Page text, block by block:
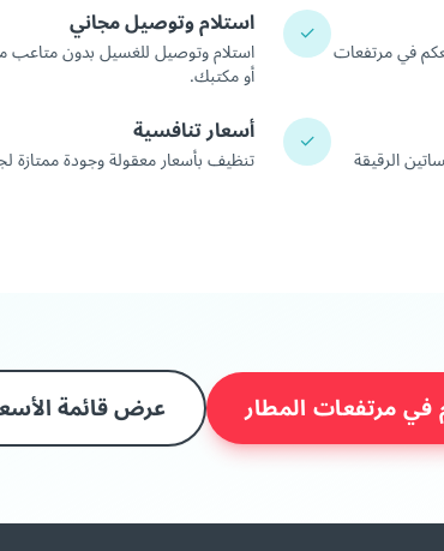
✓ في مرتفعات
استلام وتوصيل مجاني
استلام وتوصيل للغسيل بدون متاعب
أو مكتبك.
✓ الرقيقة
أسعار تنافسية
تنظيف بأسعار معقولة وجودة
في مرتفعات المطار عرض قائمة